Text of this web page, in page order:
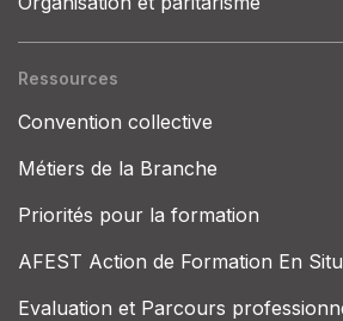
Ressources
Convention collective
Métiers de la Branche
Priorités pour la formation
AFEST Action de Formation En
Evaluation et Parcours